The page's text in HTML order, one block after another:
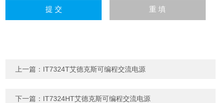
上一篇： IT7324T艾德克斯可编程交流电源
下一篇： IT7324HT艾德克斯可编程交流电源